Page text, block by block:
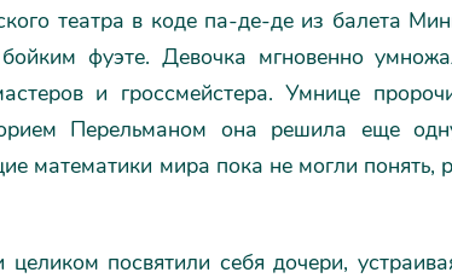
театра в коде па-де-де из балета
фуэте. Девочка мгновенно
и гроссмейстера. Умнице
Перельманом она решила еще
математики мира пока не могли понять,
посвятили себя дочери,